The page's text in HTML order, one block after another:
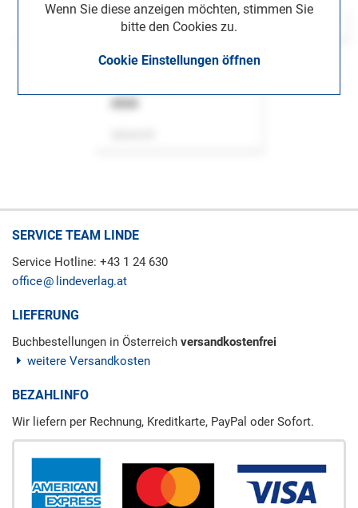
Wenn Sie diese anzeigen möchten, stimmen Sie
bitte den Cookies zu.
Cookie Einstellungen öffnen
SERVICE TEAM LINDE
Service Hotline: +43 1 24 630
office
lindeverlag.at
LIEFERUNG
Buchbestellungen in Österreich versandkostenfrei
weitere Versandkosten
BEZAHLINFO
Wir liefern per Rechnung, Kreditkarte, PayPal oder Sofort.